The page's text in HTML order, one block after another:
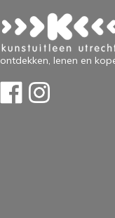
ontdekken, lenen en